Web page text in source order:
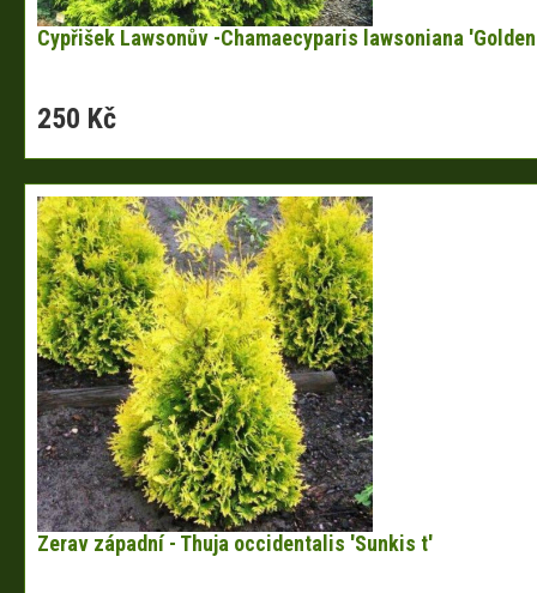
Cypřišek Lawsonův -Chamaecyparis lawsoniana
250 Kč
Zerav západní - Thuja occidentalis 'Sunkis t'